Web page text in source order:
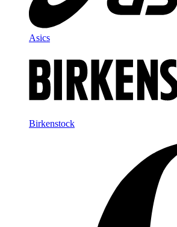
Asics
Birkenstock